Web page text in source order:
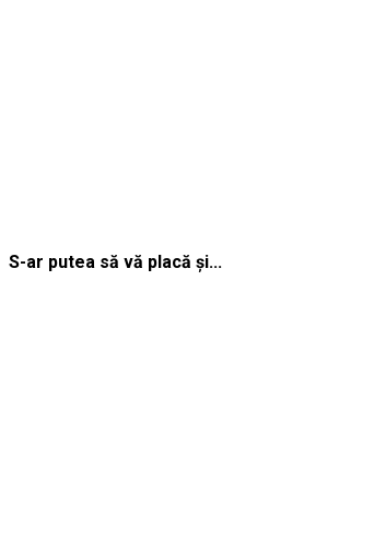
S-ar putea să vă placă și...